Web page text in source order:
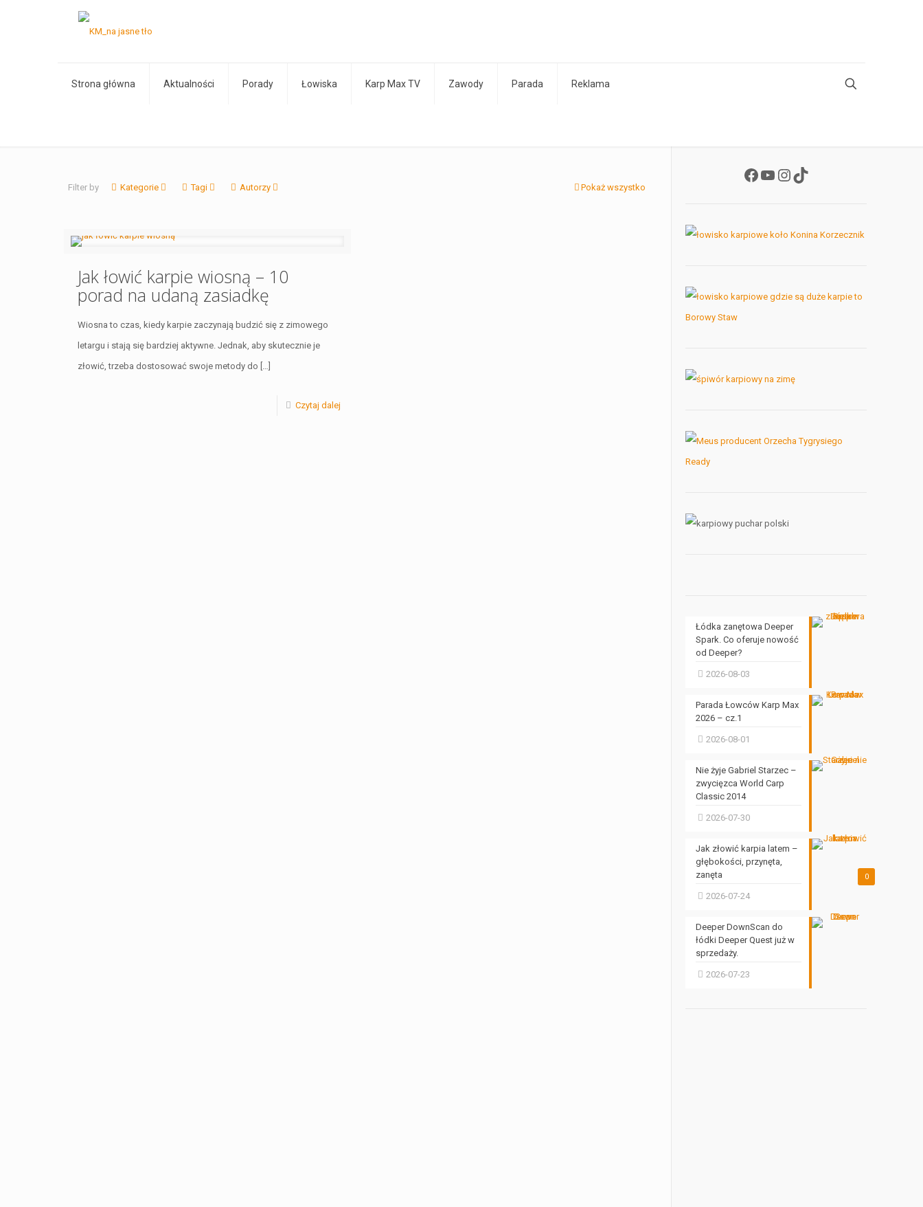
Strona główna Aktualności Porady Łowiska Karp Max TV Zawody Parada Reklama
Filter by Kategorie Tagi Autorzy Pokaż wszystko
Jak łowić karpie wiosną – 10
porad na udaną zasiadkę
Wiosna to czas, kiedy karpie zaczynają budzić się z zimowego
letargu i stają się bardziej aktywne. Jednak, aby skutecznie je
złowić, trzeba dostosować swoje metody do […]
Czytaj dalej
Facebook
YouTube
Instagram
TikTok
Łódka zanętowa Deeper
Spark. Co oferuje nowość
od Deeper?
2026-08-03
Parada Łowców Karp Max
2026 – cz.1
2026-08-01
Nie żyje Gabriel Starzec –
zwycięzca World Carp
Classic 2014
2026-07-30
0
Jak złowić karpia latem –
głębokości, przynęta,
zanęta
2026-07-24
Deeper DownScan do
łódki Deeper Quest już w
sprzedaży.
2026-07-23